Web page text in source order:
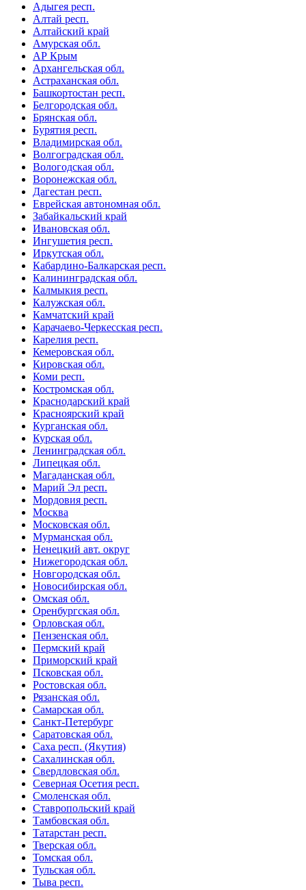
Адыгея респ.
Алтай респ.
Алтайский край
Амурская обл.
АР Крым
Архангельская обл.
Астраханская обл.
Башкортостан респ.
Белгородская обл.
Брянская обл.
Бурятия респ.
Владимирская обл.
Волгоградская обл.
Вологодская обл.
Воронежская обл.
Дагестан респ.
Еврейская автономная обл.
Забайкальский край
Ивановская обл.
Ингушетия респ.
Иркутская обл.
Кабардино-Балкарская респ.
Калининградская обл.
Калмыкия респ.
Калужская обл.
Камчатский край
Карачаево-Черкесская респ.
Карелия респ.
Кемеровская обл.
Кировская обл.
Коми респ.
Костромская обл.
Краснодарский край
Красноярский край
Курганская обл.
Курская обл.
Ленинградская обл.
Липецкая обл.
Магаданская обл.
Марий Эл респ.
Мордовия респ.
Москва
Московская обл.
Мурманская обл.
Ненецкий авт. округ
Нижегородская обл.
Новгородская обл.
Новосибирская обл.
Омская обл.
Оренбургская обл.
Орловская обл.
Пензенская обл.
Пермский край
Приморский край
Псковская обл.
Ростовская обл.
Рязанская обл.
Самарская обл.
Санкт-Петербург
Саратовская обл.
Саха респ. (Якутия)
Сахалинская обл.
Свердловская обл.
Северная Осетия респ.
Смоленская обл.
Ставропольский край
Тамбовская обл.
Татарстан респ.
Тверская обл.
Томская обл.
Тульская обл.
Тыва респ.